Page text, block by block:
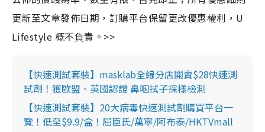
更新至文章發佈日期，訂購平台保留更改優惠權利，U
Lifestyle 概不負責。>>
【快速測試套裝】masklab全線分店開賣$28快速測
試劑！獲歐盟、英國認證 鼻咽拭子採樣檢測
【快速測試套裝】20大病毒快速測試劑購買平台一
覽！低至$9.9/盒！屈臣氏/萬寧/阿布泰/HKTVmall